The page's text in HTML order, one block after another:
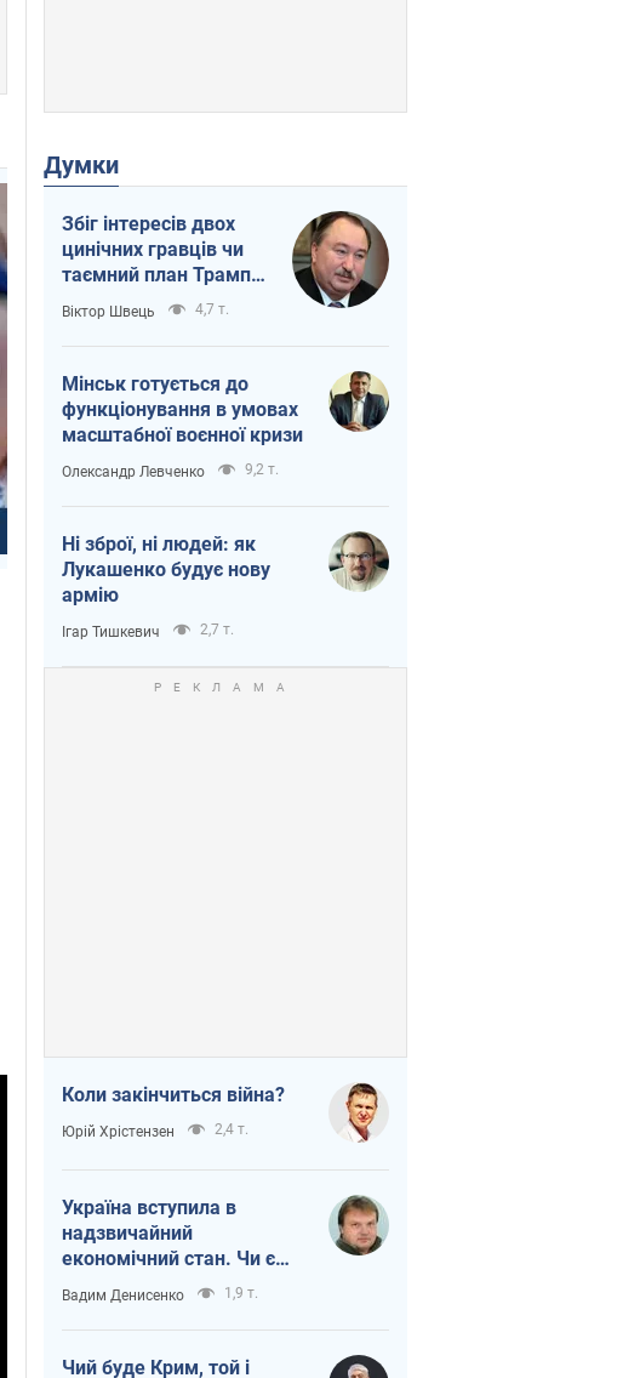
Думки
Збіг інтересів двох
цинічних гравців чи
таємний план Трампа
і Путіна?
Віктор Швець 4,7 т.
Мінськ готується до
функціонування в умовах
масштабної воєнної кризи
Олександр Левченко 9,2 т.
Ні зброї, ні людей: як
Лукашенко будує нову
армію
Ігар Тишкевич 2,7 т.
Коли закінчиться війна?
Юрій Хрістензен 2,4 т.
Україна вступила в
надзвичайний
економічний стан. Чи є
світло вкінці тунелю?
Вадим Денисенко 1,9 т.
Чий буде Крим, той і